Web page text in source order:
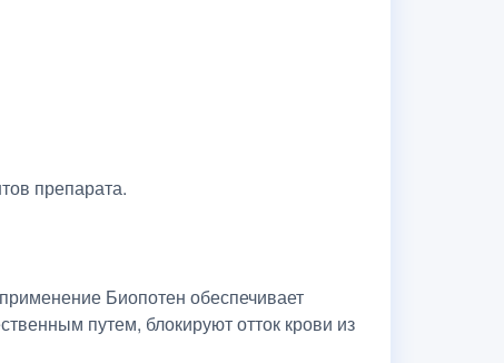
препарата.
Биопотен обеспечивает
путем, блокируют отток крови из